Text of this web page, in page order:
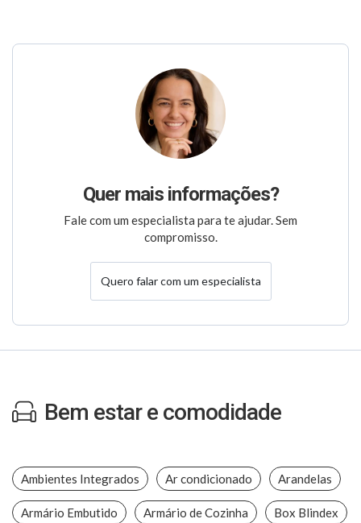
Quer mais informações?
Fale com um especialista para te ajudar. Sem
compromisso.
Quero falar com um especialista
Bem estar e comodidade
Ambientes Integrados Ar condicionado Arandelas
Armário Embutido Armário de Cozinha Box Blindex